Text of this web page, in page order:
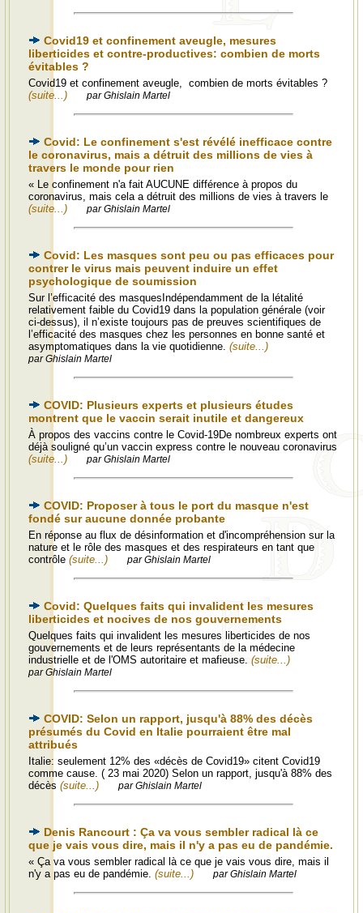
Covid19 et confinement aveugle, mesures
liberticides et contre-productives: combien de morts
évitables ?
Covid19 et confinement aveugle, combien de morts évitables ?
(suite...)
par Ghislain Martel
Covid: Le confinement s'est révélé inefficace contre
le coronavirus, mais a détruit des millions de vies à
travers le monde pour rien
« Le confinement n'a fait AUCUNE différence à propos du
coronavirus, mais cela a détruit des millions de vies à travers le
(suite...)
par Ghislain Martel
Covid: Les masques sont peu ou pas efficaces pour
contrer le virus mais peuvent induire un effet
psychologique de soumission
Sur l’efficacité des masquesIndépendamment de la létalité
relativement faible du Covid19 dans la population générale (voir
ci-dessus), il n’existe toujours pas de preuves scientifiques de
l’efficacité des masques chez les personnes en bonne santé et
asymptomatiques dans la vie quotidienne. (suite...)
par Ghislain Martel
COVID: Plusieurs experts et plusieurs études
montrent que le vaccin serait inutile et dangereux
À propos des vaccins contre le Covid-19De nombreux experts ont
déjà souligné qu’un vaccin express contre le nouveau coronavirus
(suite...)
par Ghislain Martel
COVID: Proposer à tous le port du masque n'est
fondé sur aucune donnée probante
En réponse au flux de désinformation et d'incompréhension sur la
nature et le rôle des masques et des respirateurs en tant que
contrôle (suite...) par Ghislain Martel
Covid: Quelques faits qui invalident les mesures
liberticides et nocives de nos gouvernements
Quelques faits qui invalident les mesures liberticides de nos
gouvernements et de leurs représentants de la médecine
industrielle et de l'OMS autoritaire et mafieuse. (suite...)
par Ghislain Martel
COVID: Selon un rapport, jusqu'à 88% des décès
présumés du Covid en Italie pourraient être mal
attribués
Italie: seulement 12% des «décès de Covid19» citent Covid19
comme cause. ( 23 mai 2020) Selon un rapport, jusqu'à 88% des
décès (suite...) par Ghislain Martel
Denis Rancourt : Ça va vous sembler radical là ce
que je vais vous dire, mais il n'y a pas eu de pandémie.
« Ça va vous sembler radical là ce que je vais vous dire, mais il
n'y a pas eu de pandémie. (suite...) par Ghislain Martel